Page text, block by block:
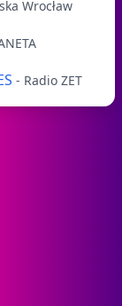
Wrocław
- Radio ZET